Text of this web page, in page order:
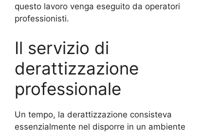
questo lavoro venga eseguito da operatori
professionisti.
Il servizio di
derattizzazione
professionale
Un tempo, la derattizzazione consisteva
essenzialmente nel disporre in un ambiente